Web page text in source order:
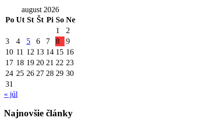
august 2026
Po Ut St Št Pi So Ne
1
2
3
4 5 6 7 8
9
10 11 12 13 14 15 16
17 18 19 20 21 22 23
24 25 26 27 28 29 30
31
« júl
Najnovšie články